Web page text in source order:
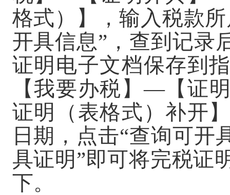
格式）】，输入税款
开具信息”，查到记录
证明电子文档保存到
【我要办税】—【证
证明（表格式）补开
日期，点击“查询可开
具证明”即可将完税证
下。